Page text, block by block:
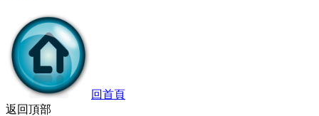
回首頁
返回頂部